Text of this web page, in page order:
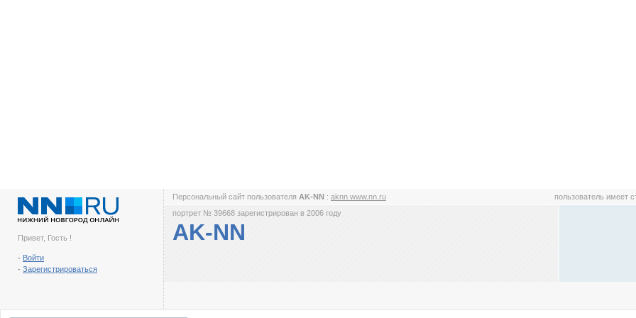
Привет, Гость !
- Войти
- Зарегистрироваться
Персональный сайт пользователя AK-NN : aknn.www.nn.ru пользователь имеет
портрет № 39668 зарегистрирован в 2006 году
AK-NN